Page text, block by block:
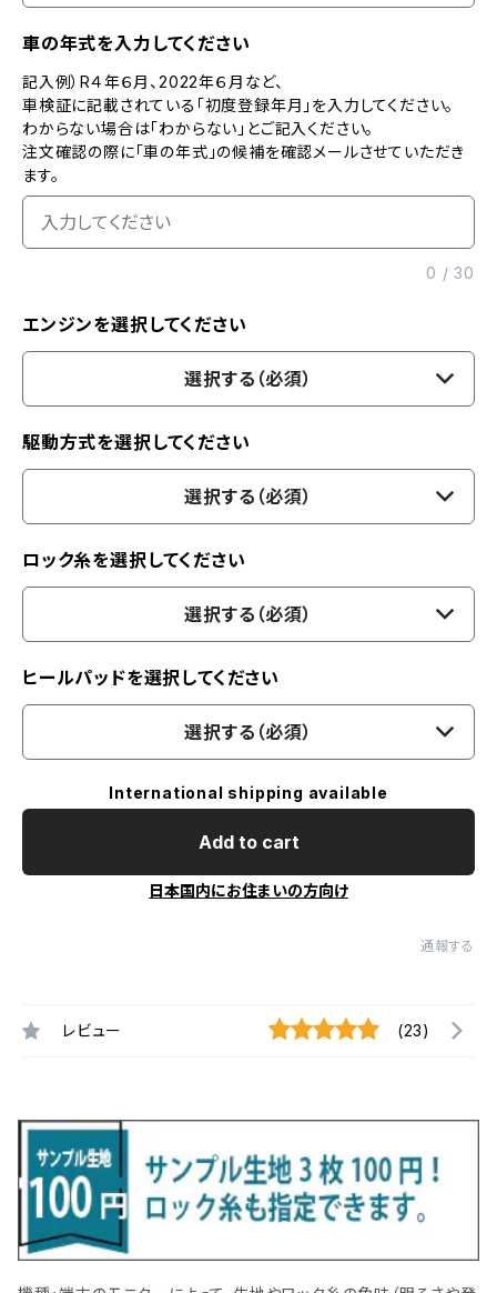
車の年式を入力してください
記入例）R４年６月、2022年６月など、
車検証に記載されている「初度登録年月」を入力してください。
わからない場合は「わからない」とご記入ください。
注文確認の際に「車の年式」の候補を確認メールさせていただき
ます。
0 /30
エンジンを選択してください
選択する（必須）
駆動方式を選択してください
選択する（必須）
ロック糸を選択してください
選択する（必須）
ヒールパッドを選択してください
選択する（必須）
International shipping available
Add to cart
日本国内にお住まいの方向け
通報する
レビュー (23)